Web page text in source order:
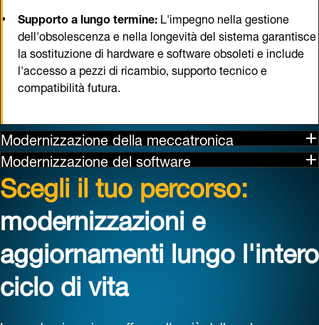
Scegli il tuo percorso:
modernizzazioni e
aggiornamenti lungo l'intero
ciclo di vita
La modernizzazione offre molto più della sola
affidabilità: garantisce che la tua automazione possa
anticipare le esigenze future. Maggiore disponibilità
degli impianti, intelligence avanzata e capacità di
anticipare i cambiamenti garantiscono che le tue
operazioni rimangano competitive e pronte ad
affrontare il futuro.
Ecco cosa ci si può aspettare da un tipico progetto